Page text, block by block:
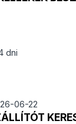
dni
06-22